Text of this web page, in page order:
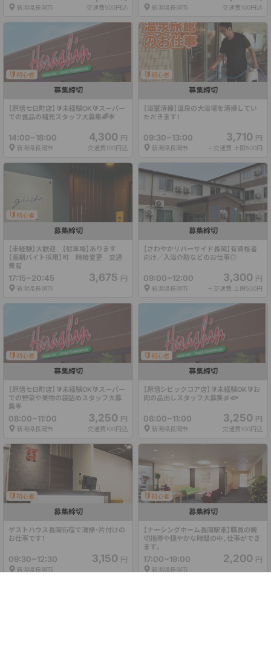
新潟県長岡市 交通費500円込 新潟県長岡市 交通費100円込
初心者
募集締切
【原信七日町店】🔰未経験OK🔰スーパー
での食品の補充スタッフ大募集🌈🌟
14:00~18:00 4,300 円
新潟県長岡市 交通費100円込
初心者
募集締切
【浴室清掃】温泉の大浴場を清掃してい
ただきます！
09:30~13:00 3,710 円
新潟県長岡市 ＋交通費 上限500円
初心者
募集締切
【未経験】大歓迎　【駐車場】あります
【長期バイト採用】可　時給変更　交通
費有
17:15~20:45 3,675 円
新潟県長岡市
募集締切
【さわやかリバーサイド長岡】有資格者
向け／入浴介助などのお仕事◎
09:00~12:00 3,300 円
新潟県長岡市 ＋交通費 上限500円
初心者
募集締切
【原信七日町店】🔰未経験OK🔰スーパー
での野菜や果物の袋詰めスタッフ大募
集🌟
08:00~11:00 3,250 円
新潟県長岡市 交通費100円込
初心者
募集締切
【原信シビックコア店】🔰未経験OK🔰お
肉の品出しスタッフ大募集🍖🐟
08:00~11:00 3,250 円
新潟県長岡市 交通費100円込
初心者
募集締切
ゲストハウス長岡街宿で清掃・片付けの
お仕事です！
09:30~12:30 3,150 円
新潟県長岡市
初心者
募集締切
【ナーシングホーム長岡駅東】職員の親
切指導や穏やかな時間の中、仕事ができ
ます。
17:00~19:00 2,200 円
新潟県長岡市